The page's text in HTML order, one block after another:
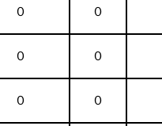
０ ０
０ ０
０ ０